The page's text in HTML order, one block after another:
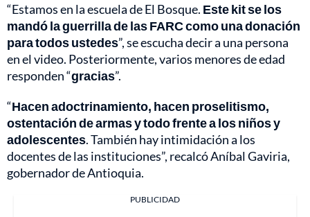
“Estamos en la escuela de El Bosque. Este kit se los
mandó la guerrilla de las FARC como una donación
para todos ustedes”, se escucha decir a una persona
en el video. Posteriormente, varios menores de edad
responden “gracias”.
“Hacen adoctrinamiento, hacen proselitismo,
ostentación de armas y todo frente a los niños y
adolescentes. También hay intimidación a los
docentes de las instituciones”, recalcó Aníbal Gaviria,
gobernador de Antioquia.
PUBLICIDAD